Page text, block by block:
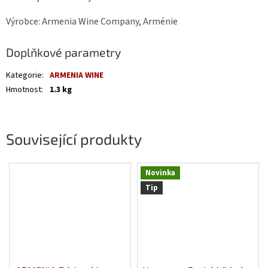
Související produkty
Novinka
Tip
Výrobce: Armenia Wine Company, Arménie
Doplňkové parametry
Kategorie: ARMENIA WINE
Hmotnost: 1.3 kg